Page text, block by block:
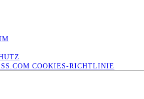
COOKIES-RICHTLINIE